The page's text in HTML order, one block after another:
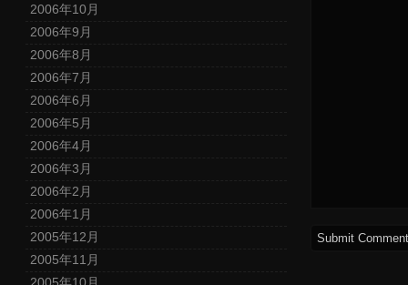
2006年10月
2006年9月
2006年8月
2006年7月
2006年6月
2006年5月
2006年4月
2006年3月
2006年2月
2006年1月
2005年12月
2005年11月